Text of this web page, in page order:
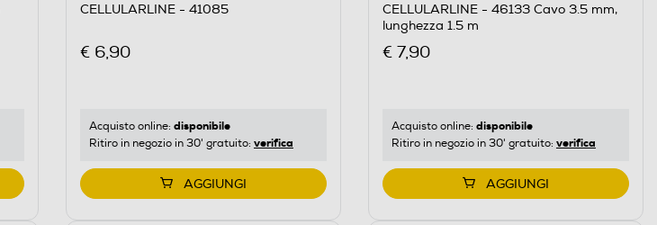
CELLULARLINE - 41085
€ 6,90
Acquisto online: disponibile
Ritiro in negozio in 30' gratuito: verifica
AGGIUNGI
CELLULARLINE - 46133 Cavo 3.5 mm,
lunghezza 1.5 m
€ 7,90
Acquisto online: disponibile
Ritiro in negozio in 30' gratuito: verifica
AGGIUNGI